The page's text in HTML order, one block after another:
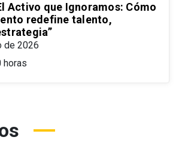
Activo que Ignoramos: Cómo
redefine talento,
de 2026
horas